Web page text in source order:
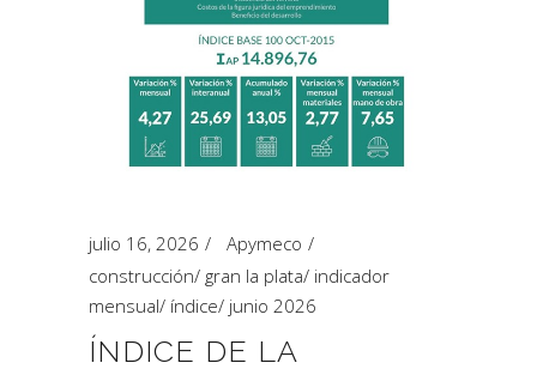
julio 16, 2026
Apymeco
construcción/ gran la plata/ indicador
mensual/ índice/ junio 2026
ÍNDICE DE LA